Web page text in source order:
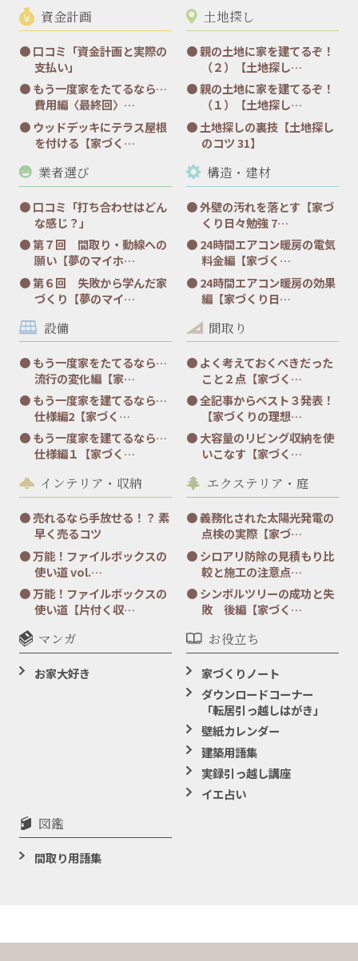
資金計画
口コミ「資金計画と実際の
支払い」
もう一度家をたてるなら…
費用編〈最終回〉…
ウッドデッキにテラス屋根
を付ける【家づく…
土地探し
親の土地に家を建てるぞ！
（２）【土地探し…
親の土地に家を建てるぞ！
（１）【土地探し…
土地探しの裏技【土地探し
のコツ 31】
業者選び
口コミ「打ち合わせはどん
な感じ？」
第７回 間取り・動線への
願い【夢のマイホ…
第６回 失敗から学んだ家
づくり【夢のマイ…
構造・建材
外壁の汚れを落とす【家づ
くり日々勉強 7…
24時間エアコン暖房の電気
料金編【家づく…
24時間エアコン暖房の効果
編【家づくり日…
設備
もう一度家をたてるなら…
流行の変化編【家…
もう一度家を建てるなら…
仕様編2【家づく…
もう一度家を建てるなら…
仕様編１【家づく…
間取り
よく考えておくべきだった
こと２点【家づく…
全記事からベスト３発表！
【家づくりの理想…
大容量のリビング収納を使
いこなす【家づく…
インテリア・収納
売れるなら手放せる！？ 素
早く売るコツ
万能！ファイルボックスの
使い道 vol.…
万能！ファイルボックスの
使い道【片付く収…
エクステリア・庭
義務化された太陽光発電の
点検の実際【家づ…
シロアリ防除の見積もり比
較と施工の注意点…
シンボルツリーの成功と失
敗 後編【家づく…
マンガ
お家大好き
お役立ち
家づくりノート
ダウンロードコーナー
「転居引っ越しはがき」
壁紙カレンダー
建築用語集
実録引っ越し講座
イエ占い
図鑑
間取り用語集